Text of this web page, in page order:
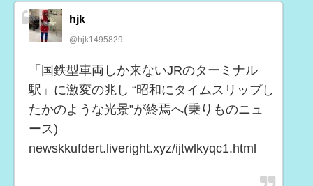
hjk
@hjk1495829
「国鉄型車両しか来ないJRのターミナル
駅」に激変の兆し “昭和にタイムスリップし
たかのような光景”が終焉へ(乗りものニュ
ース)
newskkufdert.liveright.xyz/ijtwlkyqc1.html